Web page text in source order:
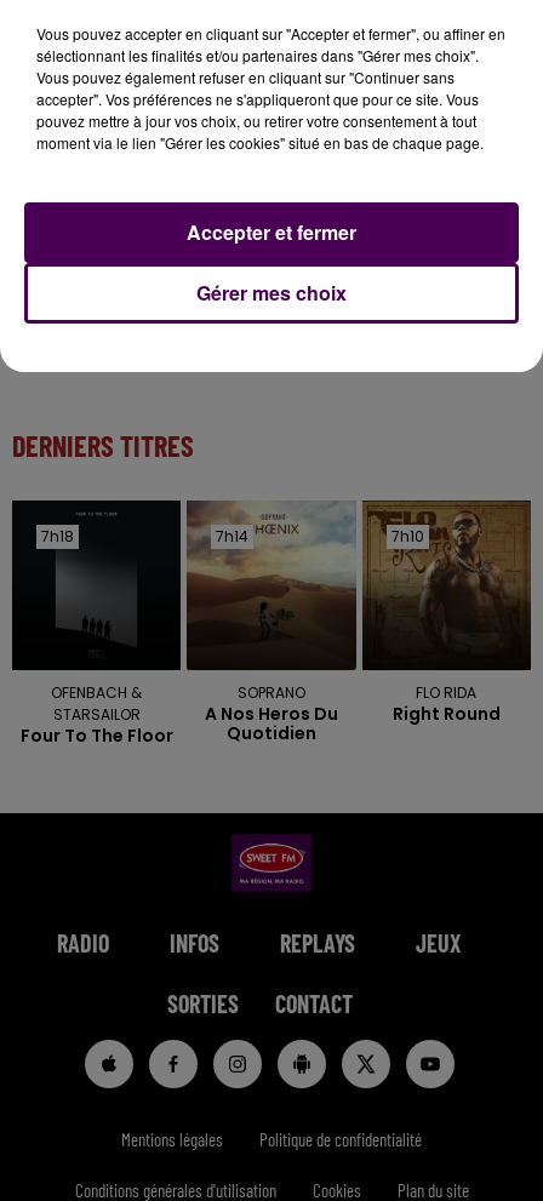
Gagnez vos entrées à Terra Botanica !
11 juillet 2026
Inscrivez-vous au casting The Voice & The Voice
Kids !
6 août 2026
Deux rixes en trois semaines : le préfet ordonne
DERNIERS TITRES
7h18
7h18
OFENBACH &
STARSAILOR
Four To The Floor
7h14
7h14
SOPRANO
A Nos Heros Du
Quotidien
7h10
7h10
FLO RIDA
Right Round
RADIO INFOS REPLAYS JEUX
SORTIES CONTACT
Mentions légales Politique de confidentialité
Conditions générales d'utilisation Cookies Plan du site
Vous pouvez accepter en cliquant sur "Accepter et fermer", ou affiner en
sélectionnant les finalités et/ou partenaires dans "Gérer mes choix".
Vous pouvez également refuser en cliquant sur "Continuer sans
accepter". Vos préférences ne s'appliqueront que pour ce site. Vous
pouvez mettre à jour vos choix, ou retirer votre consentement à tout
moment via le lien "Gérer les cookies" situé en bas de chaque page.
Gérer mes choix
Accepter et fermer